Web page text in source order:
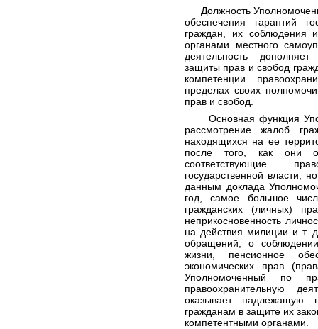
Должность
обеспечения гарантий
граждан, их соблюдения
органами местного
деятельность
защиты прав и свобод
компетенции
пределах своих
прав и свобод.
Основная функция
рассмотрение жалоб
находящихся на ее
после того, как они
соответствующие
государственной власти,
данным доклада
год, самое большое
гражданских (личных)
неприкосновенность
на действия милиции и т.
обращений; о
жизни, пенсионное
экономических прав
Уполномоченный по
правоохранительную
оказывает надлежащую
гражданам в защите их
компетентными органами.